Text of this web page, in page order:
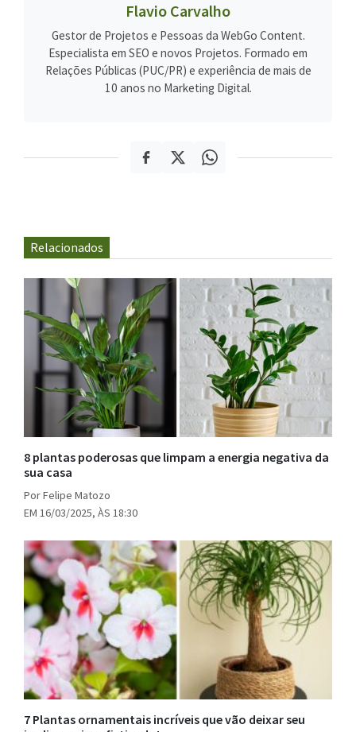
Flavio Carvalho
Gestor de Projetos e Pessoas da WebGo Content.
Especialista em SEO e novos Projetos. Formado em
Relações Públicas (PUC/PR) e experiência de mais de
10 anos no Marketing Digital.
Relacionados
8 plantas poderosas que limpam a energia negativa da
sua casa
Por Felipe Matozo
EM 16/03/2025, ÀS 18:30
7 Plantas ornamentais incríveis que vão deixar seu